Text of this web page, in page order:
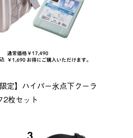
定】ハイパー氷点下クーラ
2枚セット